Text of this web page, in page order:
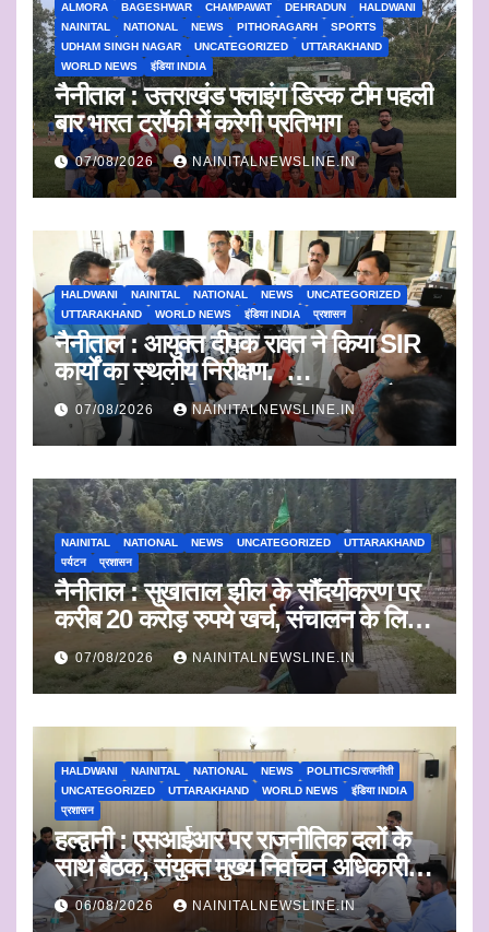
ALMORA BAGESHWAR CHAMPAWAT DEHRADUN
HALDWANI
NAINITAL
NATIONAL NEWS PITHORAGARH
SPORTS
UDHAM SINGH NAGAR
UNCATEGORIZED
UTTARAKHAND
WORLD NEWS
इंडिया INDIA
नैनीताल : उत्तराखंड फ्लाइंग डिस्क टीम पहली
बार भारत ट्रॉफी में करेगी प्रतिभाग
07/08/2026 NAINITALNEWSLINE.IN
HALDWANI NAINITAL NATIONAL NEWS
UNCATEGORIZED
UTTARAKHAND
WORLD NEWS इंडिया INDIA प्रशासन
नैनीताल : आयुक्त दीपक रावत ने किया SIR
कार्यों का स्थलीय निरीक्षण.
अधिकारियों को दिए समयबद्ध निस्तारण और
पारदर्शिता के निर्देश
07/08/2026 NAINITALNEWSLINE.IN
NAINITAL NATIONAL NEWS UNCATEGORIZED
UTTARAKHAND
पर्यटन
प्रशासन
नैनीताल : सुखाताल झील के सौंदर्यीकरण पर
करीब 20 करोड़ रुपये खर्च, संचालन के लिए
संस्था का चयन जल्द
07/08/2026 NAINITALNEWSLINE.IN
HALDWANI NAINITAL NATIONAL NEWS
POLITICS/राजनीती
UNCATEGORIZED
UTTARAKHAND WORLD NEWS
इंडिया INDIA
प्रशासन
हल्द्वानी : एसआईआर पर राजनीतिक दलों के
साथ बैठक, संयुक्त मुख्य निर्वाचन अधिकारी ने
सुनी आपत्तियां
06/08/2026 NAINITALNEWSLINE.IN